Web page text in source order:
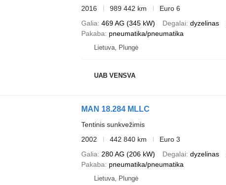
2016
989 442 km
Euro 6
Galia 469 AG (345 kW) Degalai dyzelinas
Pakaba
pneumatika/pneumatika
Lietuva, Plungė
UAB VENSVA
MAN 18.284 MLLC
Tentinis sunkvežimis
2002
442 840 km
Euro 3
Galia
280 AG (206 kW) Degalai dyzelinas
Pakaba
pneumatika/pneumatika
Lietuva, Plungė